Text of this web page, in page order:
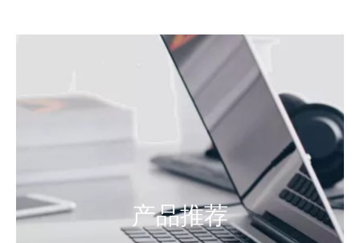
产品推荐